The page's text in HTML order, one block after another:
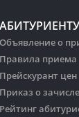
АБИТУРИЕНТУ
Объявление о
Правила приема
Прейскурант цен
Приказ о
Рейтинг